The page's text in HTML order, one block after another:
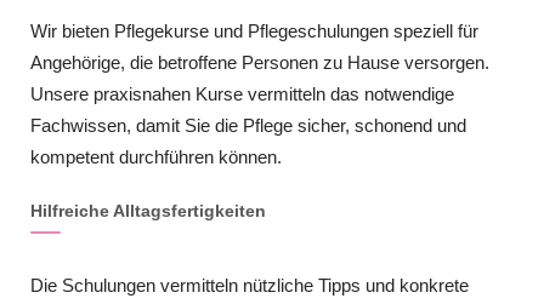
Wir bieten Pflegekurse und Pflegeschulungen speziell für
Angehörige, die betroffene Personen zu Hause versorgen.
Unsere praxisnahen Kurse vermitteln das notwendige
Fachwissen, damit Sie die Pflege sicher, schonend und
kompetent durchführen können.
Hilfreiche Alltagsfertigkeiten
Die Schulungen vermitteln nützliche Tipps und konkrete